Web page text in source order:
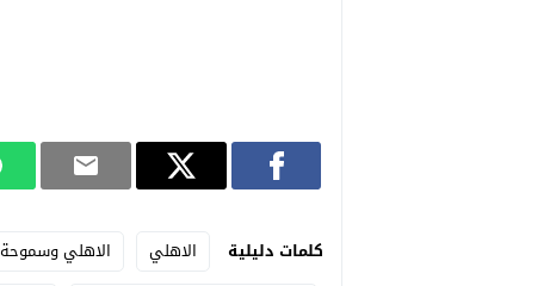
كلمات دليلية الاهلي الاهلي وسموحة